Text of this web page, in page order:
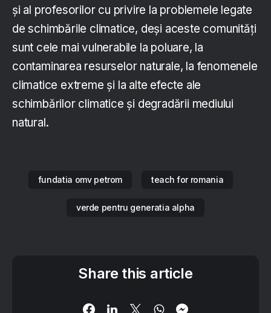
și al profesorilor cu privire la problemele legate
de schimbările climatice, deși aceste comunități
sunt cele mai vulnerabile la poluare, la
contaminarea resurselor naturale, la fenomenele
climatice extreme și la alte efecte ale
schimbărilor climatice și degradării mediului
natural.
fundatia omv petrom teach for romania
verde pentru generatia alpha
Share this article